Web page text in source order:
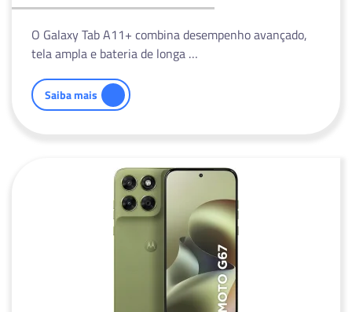
O Galaxy Tab A11+ combina desempenho avançado,
tela ampla e bateria de longa …
Saiba mais